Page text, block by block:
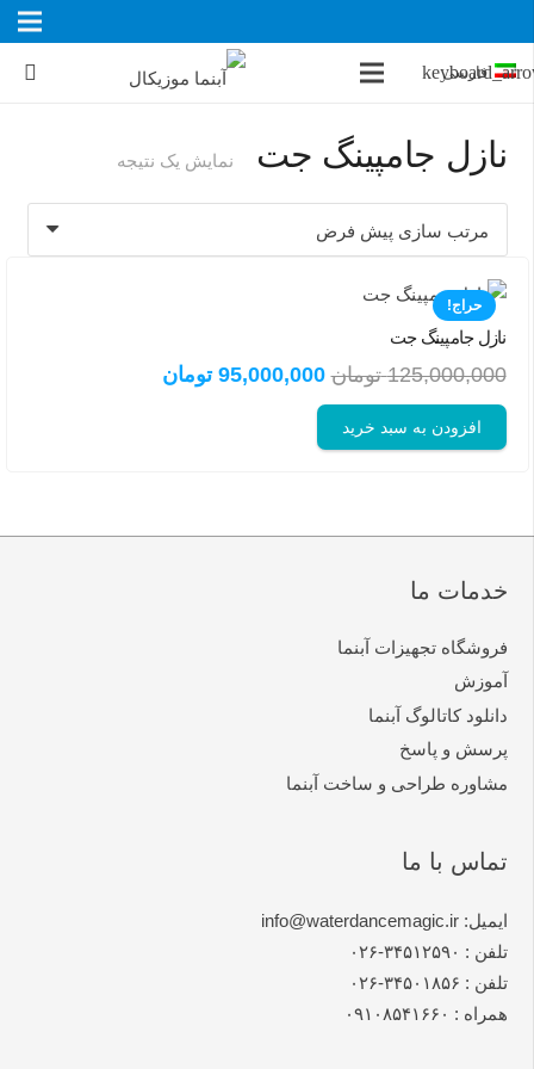
فارسی
نازل جامپینگ جت نمایش یک نتیجه
حراج!
نازل جامپینگ جت
125,000,000 تومان قیمت
اصلی:
95,000,000 تومان
افزودن به سبد خرید
خدمات ما
فروشگاه تجهیزات آبنما
آموزش
دانلود کاتالوگ آبنما
پرسش و پاسخ
مشاوره طراحی و ساخت آبنما
تماس با ما
ایمیل: info@waterdancemagic.ir
تلفن : ۳۴۵۱۲۵۹۰-۰۲۶
تلفن : ۳۴۵۰۱۸۵۶-۰۲۶
همراه : ۰۹۱۰۸۵۴۱۶۶۰